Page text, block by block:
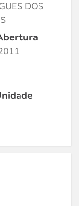
DOS